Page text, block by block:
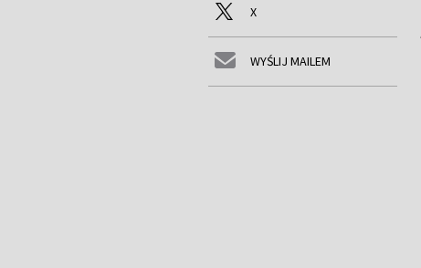
X
WYŚLIJ MAILEM